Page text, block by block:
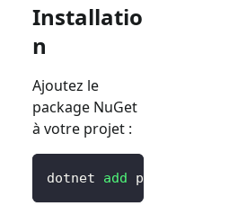
Installatio
n
Ajoutez le
package NuGet
à votre projet :
dotnet add package